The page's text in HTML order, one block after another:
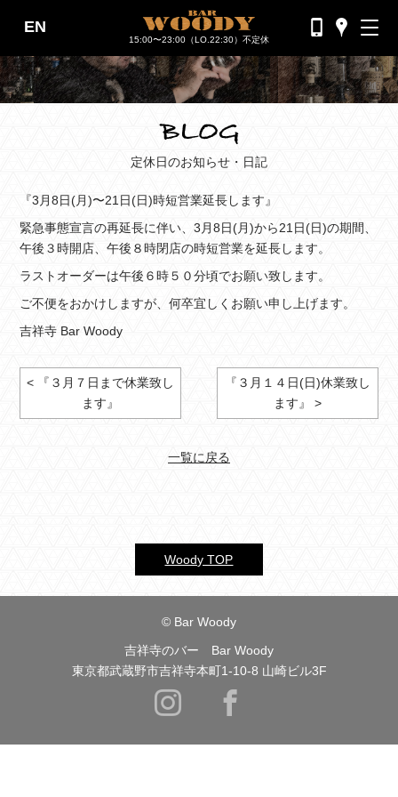
バーウッディTOP
バー ウッディについて
メニュー＆料金
おすすめカクテル
フォトギャラリー
過去のブログ
EN
15:00〜23:00（LO.22:30）不定休
定休日のお知らせ・日記
『3月8日(月)〜21日(日)時短営業延長します』
緊急事態宣言の再延長に伴い、3月8日(月)から21日(日)の期間、
午後３時開店、午後８時閉店の時短営業を延長します。
ラストオーダーは午後６時５０分頃でお願い致します。
ご不便をおかけしますが、何卒宜しくお願い申し上げます。
吉祥寺 Bar Woody
< 『３月７日まで休業致し
ます』
『３月１４日(日)休業致し
ます』 >
一覧に戻る
Woody TOP
© Bar Woody
吉祥寺のバー Bar Woody
東京都武蔵野市吉祥寺本町1-10-8 山崎ビル3F